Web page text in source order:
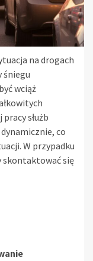
na drogach
śniegu
wciąż
służb
co
W przypadku
skontaktować się